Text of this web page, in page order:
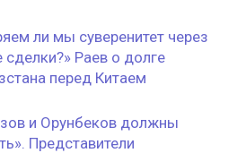
ли мы суверенитет через
сделки?» Раев о долге
перед Китаем
и Орунбеков должны
Представители